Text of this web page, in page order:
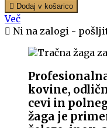
 Dodaj v košarico
Več
 Ni na zalogi -
kovine,
cevi in
žaga je